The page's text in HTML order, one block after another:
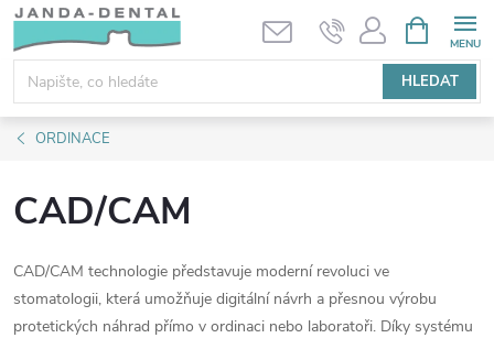
Přejít
obsah
HLEDAT
NÁKUPNÍ
KOŠÍK
ORDINACE
CAD/CAM
CAD/CAM technologie představuje moderní revoluci ve
stomatologii, která umožňuje digitální návrh a přesnou výrobu
protetických náhrad přímo v ordinaci nebo laboratoři. Díky systému